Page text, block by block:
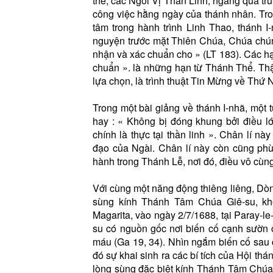
công việc hằng ngày của thánh nhân.
tâm trong hành trình Linh Thao, thánh
nguyện trước mặt Thiên Chúa, Chúa
nhận và xác chuẩn cho » (LT 183). Các
chuẩn ». là những hạn từ Thánh Thể.
lựa chọn, là trình thuật Tin Mừng về Thứ
Trong một bài giảng về thánh I-nhã,
hay : « Không bị đóng khung bởi điều
chính là thực tại thần linh ». Chân lí
đạo của Ngài. Chân lí này còn cũng
hành trong Thánh Lễ, nơi đó, điều vô
Với cùng một năng động thiêng liêng,
sùng kính Thánh Tâm Chúa Giê-su,
Magarita, vào ngày 2/7/1688, tại Paray-
su có nguồn gốc nơi biến cố cạnh
máu (Ga 19, 34). Nhìn ngắm biến cố
đó sự khai sinh ra các bí tích của Hội
lòng sùng đặc biệt kính Thánh Tâm